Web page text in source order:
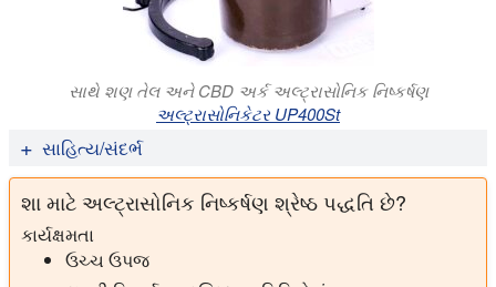
સાથે શણ તેલ અને CBD અર્ક અલ્ટ્રાસોનિક નિષ્કર્ષણ
અલ્ટ્રાસોનિકેટર UP400St
સાહિત્ય/સંદર્ભ
ડ્રગ ડિપેન્ડન્સ પર વિશ્વ આરોગ્ય સંસ્થા નિષ્ણાત સમિતિ.
Cannabidiol (CBD) પ્રી-રિવ્યૂ રિપોર્ટ એજન્ડા આઇટમ 5.2
અને પીઅર રિવ્યૂ, 2017
શા માટે અલ્ટ્રાસોનિક નિષ્કર્ષણ શ્રેષ્ઠ પદ્ધતિ છે?
કાર્યક્ષમતા
ઉચ્ચ ઉપજ